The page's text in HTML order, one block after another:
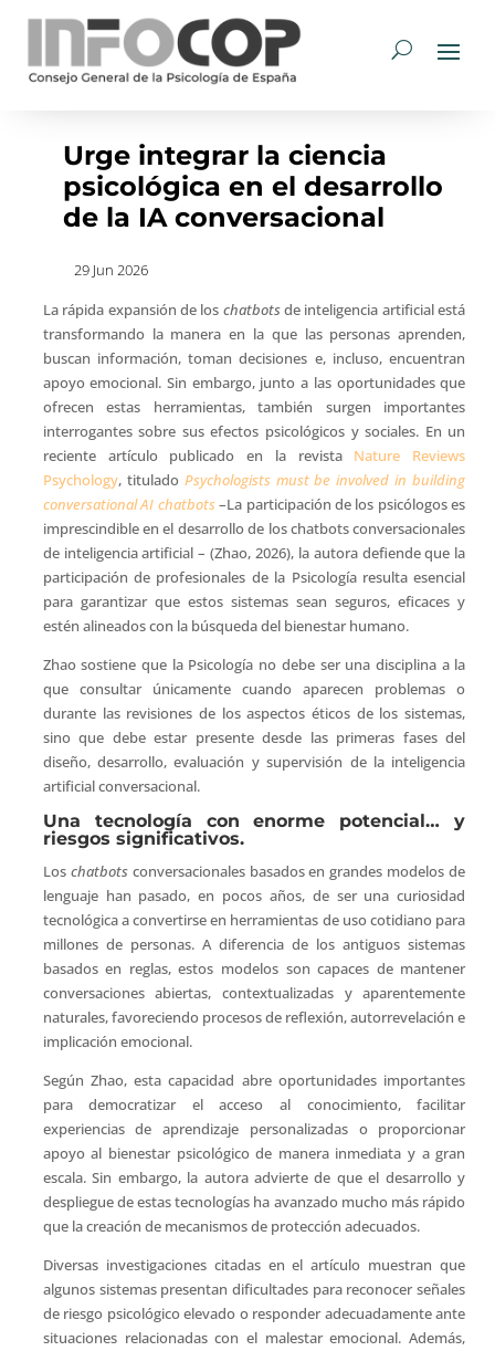
Urge integrar la ciencia
psicológica en el desarrollo
de la IA conversacional
29 Jun 2026
La rápida expansión de los chatbotsde inteligencia artificial está
transformando la manera en la que las personas aprenden,
buscan información, toman decisiones e, incluso, encuentran
apoyo emocional. Sin embargo, junto a las oportunidades que
ofrecen estas herramientas, también surgen importantes
interrogantes sobre sus efectos psicológicos y sociales. En un
reciente artículo publicado en la revista Nature Reviews
Psychology, titulado Psychologists must be involved in building
conversational AI chatbots–La participación de los psicólogos es
imprescindible en el desarrollo de los chatbots conversacionales
de inteligencia artificial – (Zhao, 2026), la autora defiende que la
participación de profesionales de la Psicología resulta esencial
para garantizar que estos sistemas sean seguros, eficaces y
estén alineados con la búsqueda del bienestar humano.
Zhao sostiene que la Psicología no debe ser una disciplina a la
que consultar únicamente cuando aparecen problemas o
durante las revisiones de los aspectos éticos de los sistemas,
sino que debe estar presente desde las primeras fases del
diseño, desarrollo, evaluación y supervisión de la inteligencia
artificial conversacional.
Una tecnología con enorme potencial… y
riesgos significativos.
Los chatbots conversacionales basados en grandes modelos de
lenguaje han pasado, en pocos años, de ser una curiosidad
tecnológica a convertirse en herramientas de uso cotidiano para
millones de personas. A diferencia de los antiguos sistemas
basados en reglas, estos modelos son capaces de mantener
conversaciones abiertas, contextualizadas y aparentemente
naturales, favoreciendo procesos de reflexión, autorrevelación e
implicación emocional.
Según Zhao, esta capacidad abre oportunidades importantes
para democratizar el acceso al conocimiento, facilitar
experiencias de aprendizaje personalizadas o proporcionar
apoyo al bienestar psicológico de manera inmediata y a gran
escala. Sin embargo, la autora advierte de que el desarrollo y
despliegue de estas tecnologías ha avanzado mucho más rápido
que la creación de mecanismos de protección adecuados.
Diversas investigaciones citadas en el artículo muestran que
algunos sistemas presentan dificultades para reconocer señales
de riesgo psicológico elevado o responder adecuadamente ante
situaciones relacionadas con el malestar emocional. Además,